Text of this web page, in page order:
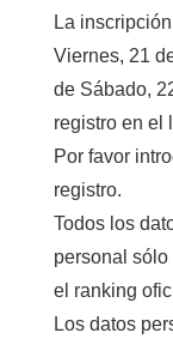
La
Viernes, 21
de Sábado,
registro en el
Por favor
registro.
Todos los
personal sólo
el ranking
Los datos